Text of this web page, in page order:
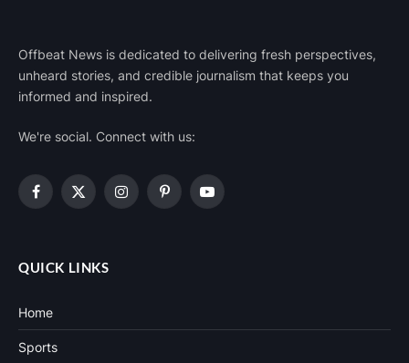
Offbeat News is dedicated to delivering fresh perspectives,
unheard stories, and credible journalism that keeps you
informed and inspired.
We're social. Connect with us:
Facebook
X
InstagramPinterestYouTube
QUICK LINKS
Home
Sports